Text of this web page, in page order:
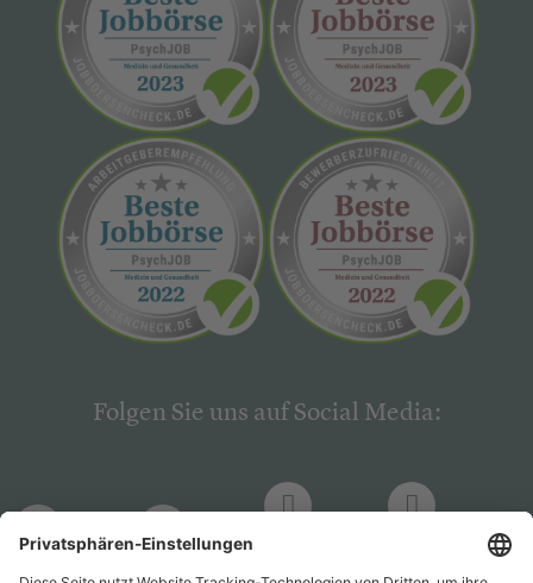
Folgen Sie uns auf Social Media: